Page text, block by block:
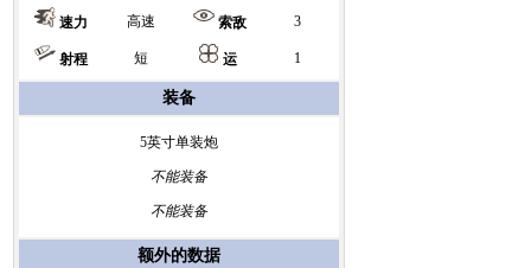
速力 高速 索敌 3
射程 短 运 1
装备
5英寸单装炮
不能装备
不能装备
额外的数据